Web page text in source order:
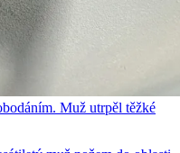
Muž utrpěl těžké